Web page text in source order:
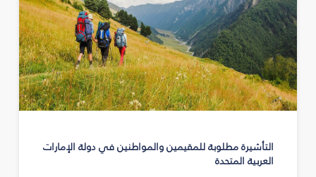
التأشيرة مطلوبة للمقيمين والمواطنين في دولة الإمارات
العربية المتحدة